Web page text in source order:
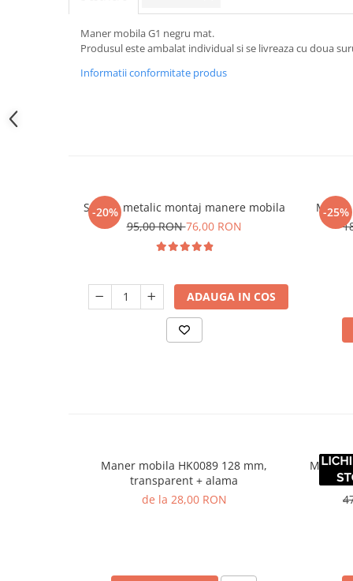
Maner mobila G1 negru mat.
Produsul este ambalat individual si se livreaza cu doua
Informatii conformitate produs
-20%
Sablon metalic montaj manere mobila
95,00 RON76,00 RON
ADAUGA IN COS
-25%
Maner mobila HK0089 128 mm,
transparent + alama
de la 28,00 RON
Maner